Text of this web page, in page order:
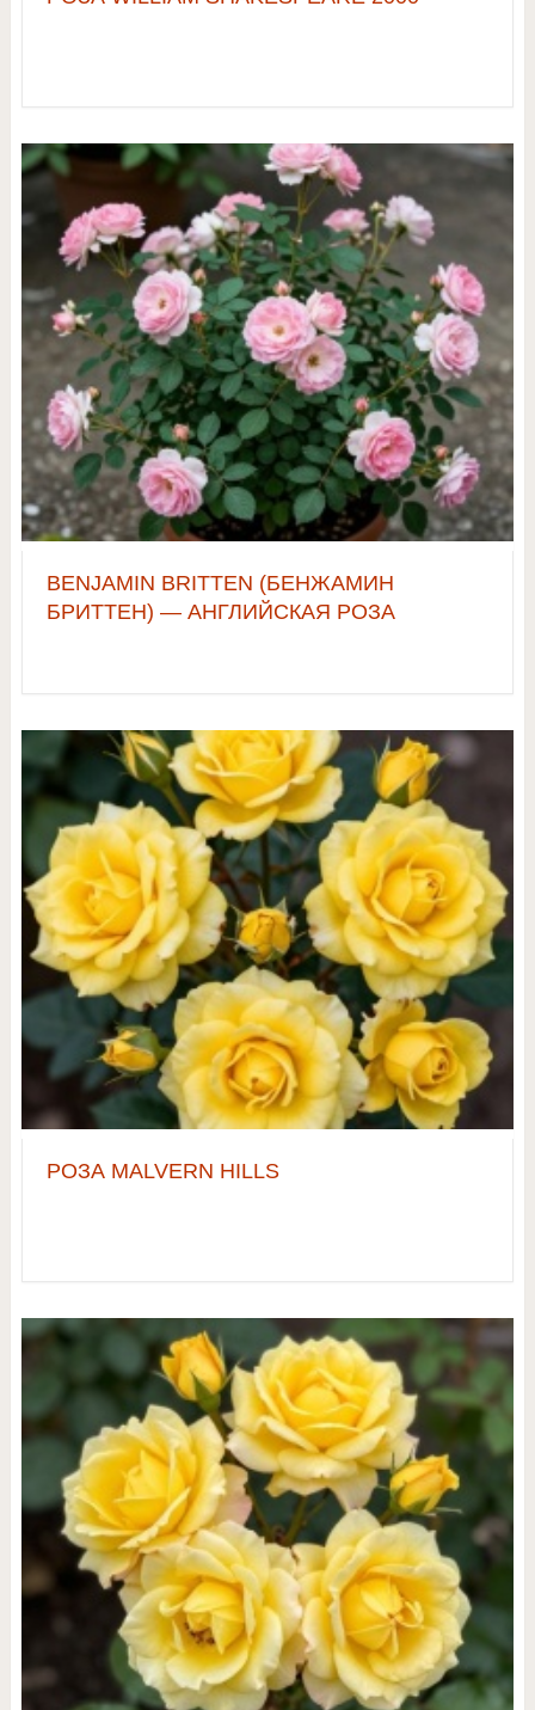
BENJAMIN BRITTEN (БЕНЖАМИН
БРИТТЕН) — АНГЛИЙСКАЯ РОЗА
РОЗА MALVERN HILLS